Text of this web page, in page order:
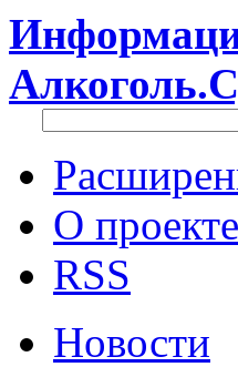
О проекте
RSS
Новости